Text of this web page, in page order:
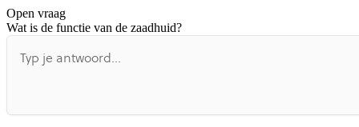
De uitleg gaat te langzaam
Open vraag
Wat is de functie van de zaadhuid?